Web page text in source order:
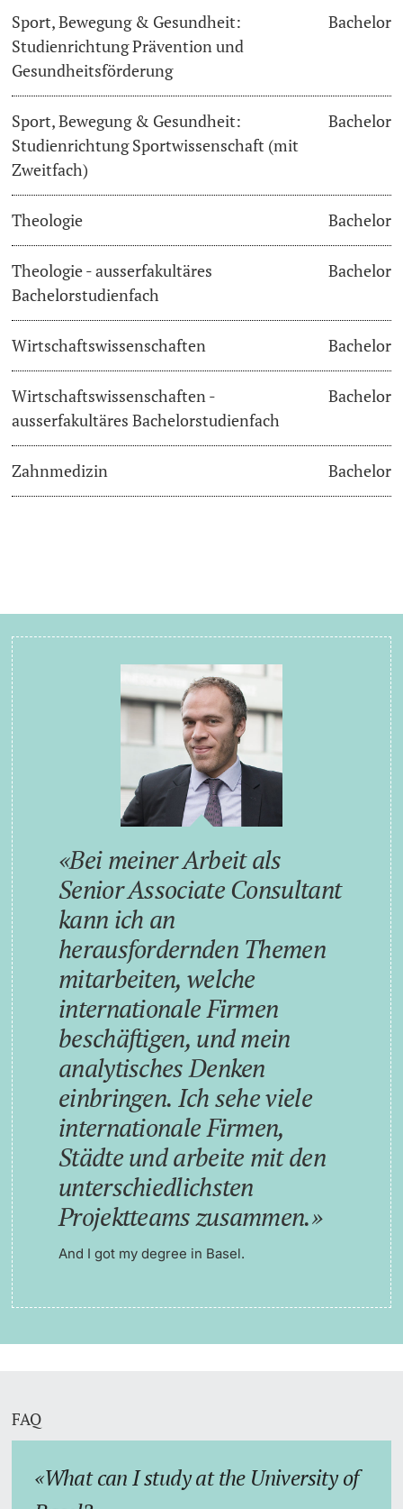
Sport, Bewegung & Gesundheit:
Studienrichtung Prävention und
Gesundheitsförderung
Bachelor
Sport, Bewegung & Gesundheit:
Studienrichtung Sportwissenschaft (mit
Zweitfach)
Bachelor
Theologie Bachelor
Theologie - ausserfakultäres
Bachelorstudienfach
Bachelor
Wirtschaftswissenschaften Bachelor
Wirtschaftswissenschaften -
ausserfakultäres Bachelorstudienfach
Bachelor
Zahnmedizin Bachelor
Bei meiner Arbeit als
Senior Associate Consultant
kann ich an
herausfordernden Themen
mitarbeiten, welche
internationale Firmen
beschäftigen, und mein
analytisches Denken
einbringen. Ich sehe viele
internationale Firmen,
Städte und arbeite mit den
unterschiedlichsten
Projektteams zusammen.
And I got my degree in Basel.
FAQ
What can I study at the University of